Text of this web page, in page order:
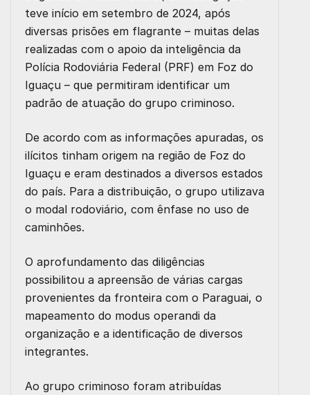
teve início em setembro de 2024, após
diversas prisões em flagrante – muitas delas
realizadas com o apoio da inteligência da
Polícia Rodoviária Federal (PRF) em Foz do
Iguaçu – que permitiram identificar um
padrão de atuação do grupo criminoso.
De acordo com as informações apuradas, os
ilícitos tinham origem na região de Foz do
Iguaçu e eram destinados a diversos estados
do país. Para a distribuição, o grupo utilizava
o modal rodoviário, com ênfase no uso de
caminhões.
O aprofundamento das diligências
possibilitou a apreensão de várias cargas
provenientes da fronteira com o Paraguai, o
mapeamento do modus operandi da
organização e a identificação de diversos
integrantes.
Ao grupo criminoso foram atribuídas